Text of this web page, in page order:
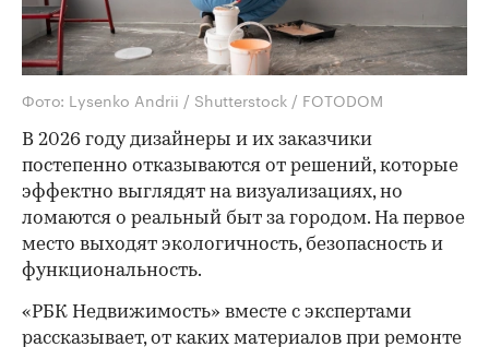
Фото: Lysenko Andrii / Shutterstock / FOTODOM
В 2026 году дизайнеры и их заказчики
постепенно отказываются от решений, которые
эффектно выглядят на визуализациях, но
ломаются о реальный быт за городом. На первое
место выходят экологичность, безопасность и
функциональность.
«РБК Недвижимость» вместе с экспертами
рассказывает, от каких материалов при ремонте